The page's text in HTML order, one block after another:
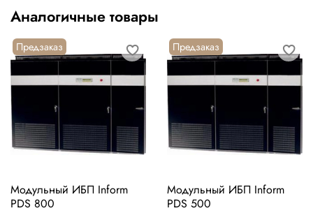
Аналогичные товары
Предзаказ
Модульный ИБП Inform
PDS 800
Предзаказ
Модульный ИБП Inform
PDS 500